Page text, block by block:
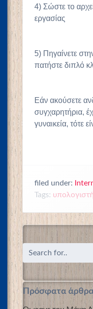
4) Σώστε το
εργασίας
5) Πηγαίνετε
πατήστε διπλό
Εάν ακούσετε
συγχαρητήρια,
γυναικεία, τότε
filed under:
Tags:
Πρόσφατα